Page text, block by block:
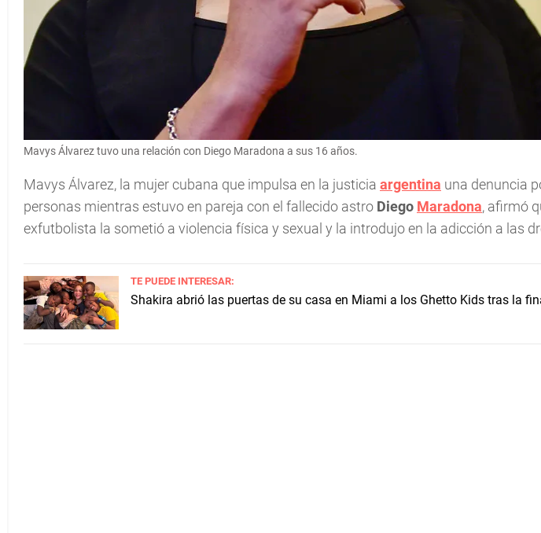
Mavys Álvarez tuvo una relación con Diego Maradona a sus 16 años.
Mavys Álvarez, la mujer cubana que impulsa en la justicia argentina una denuncia
personas mientras estuvo en pareja con el fallecido astro Diego Maradona, afirmó
exfutbolista la sometió a violencia física y sexual y la introdujo en la adicción a las
TE PUEDE INTERESAR:
Shakira abrió las puertas de su casa en Miami a los Ghetto Kids tras la